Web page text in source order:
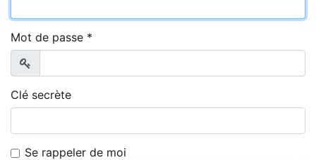
Mot de passe *
Afficher
Clé secrète
Se rappeler de moi